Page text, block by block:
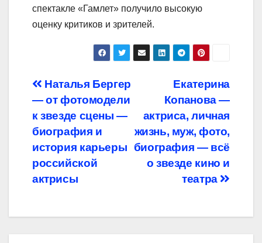
спектакле «Гамлет» получило высокую
оценку критиков и зрителей.
Навигация
по
записям
Екатерина
Копанова —
актриса, личная
жизнь, муж, фото,
биография — всё
о звезде кино и
театра
Наталья Бергер
— от фотомодели
к звезде сцены —
биография и
история карьеры
российской
актрисы